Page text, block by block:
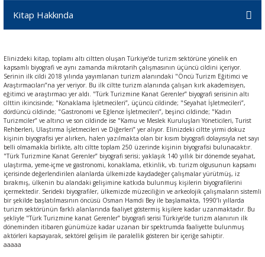
Kitap Hakkında
Elinizdeki kitap, toplamı altı ciltten oluşan Türkiye’de turizm sektörüne yönelik en
kapsamlı biyografi ve aynı zamanda mikrotarih çalışmasının üçüncü cildini içeriyor.
Serinin ilk cildi 2018 yılında yayımlanan turizm alanındaki "Öncü Turizm Eğitimci ve
Araştırmacıları”na yer veriyor. Bu ilk ciltte turizm alanında çalışan kırk akademisyen,
eğitimci ve araştırmacı yer aldı. "Türk Turizmine Kanat Gerenler” biyografi serisinin altı
cilttin ikincisinde; "Konaklama İşletmecileri”, üçüncü cildinde; "Seyahat İşletmecileri”,
dördüncü cildinde; "Gastronomi ve Eğlence İşletmecileri”, beşinci cildinde; "Kadın
Turizmciler” ve altıncı ve son cildinde ise "Kamu ve Meslek Kuruluşları Yöneticileri, Turist
Rehberleri, Ulaştırma İşletmecileri ve Diğerleri” yer alıyor. Elinizdeki ciltte yirmi dokuz
kişinin biyografisi yer alırken, halen yazılmakta olan bir kısım biyografi dolayısıyla net sayı
belli olmamakla birlikte, altı ciltte toplam 250 üzerinde kişinin biyografisi bulunacaktır.
"Türk Turizmine Kanat Gerenler” biyografi serisi; yaklaşık 140 yıllık bir dönemde seyahat,
ulaştırma, yeme-içme ve gastronomi, konaklama, etkinlik, vb. turizm olgusunun kapsamı
içerisinde değerlendirilen alanlarda ülkemizde kaydadeğer çalışmalar yürütmüş, iz
bırakmış, ülkenin bu alandaki gelişimine katkıda bulunmuş kişilerin biyografilerini
içermektedir. Serideki biyografiler, ülkemizde müzeciliğin ve arkeolojik çalışmaların sistemli
bir şekilde başlatılmasının öncüsü Osman Hamdi Bey ile başlamakta, 1990’lı yıllarda
turizm sektörünün farklı alanlarında faaliyet göstermiş kişilere kadar uzanmaktadır. Bu
şekliyle "Türk Turizmine kanat Gerenler” biyografi serisi Türkiye’de turizm alanının ilk
döneminden itibaren günümüze kadar uzanan bir spektrumda faaliyette bulunmuş
aktörleri kapsayarak, sektörel gelişim ile paralellik gösteren bir içeriğe sahiptir.
aaaaa